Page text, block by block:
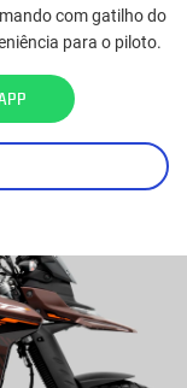
com gatilho do
para o piloto.